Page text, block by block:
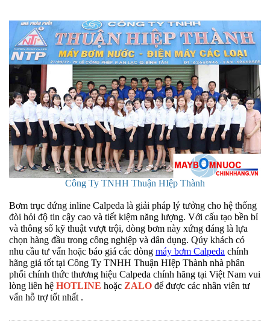
Công Ty TNHH Thuận HIệp Thành
Bơm trục đứng inline Calpeda là giải pháp lý tưởng cho hệ thống
đòi hỏi độ tin cậy cao và tiết kiệm năng lượng. Với cấu tạo bền bỉ
và thông số kỹ thuật vượt trội, dòng bơm này xứng đáng là lựa
chọn hàng đầu trong công nghiệp và dân dụng. Qúy khách có
nhu cầu tư vấn hoặc báo giá các dòng máy bơm Calpeda chính
hãng giá tốt tại Công Ty TNHH Thuận HIệp Thành nhà phân
phối chính thức thương hiệu Calpeda chính hãng tại Việt Nam vui
lòng liên hệ HOTLINE hoặc ZALO để được các nhân viên tư
vấn hỗ trợ tốt nhất .